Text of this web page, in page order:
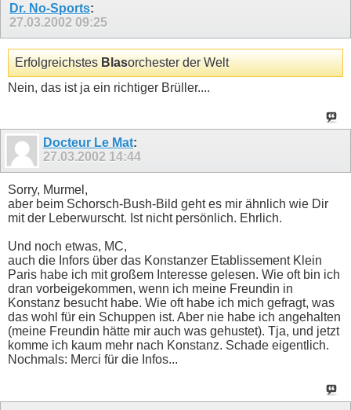
Dr. No-Sports:
27.03.2002 09:25
ErfolgreichstesBlasorchester der Welt
Nein, das ist ja ein richtiger Brüller....
Docteur Le Mat:
27.03.2002 14:44
Sorry, Murmel,
aber beim Schorsch-Bush-Bild geht es mir ähnlich wie Dir
mit der Leberwurscht. Ist nicht persönlich. Ehrlich.
Und noch etwas, MC,
auch die Infors über das Konstanzer Etablissement Klein
Paris habe ich mit großem Interesse gelesen. Wie oft bin ich
dran vorbeigekommen, wenn ich meine Freundin in
Konstanz besucht habe. Wie oft habe ich mich gefragt, was
das wohl für ein Schuppen ist. Aber nie habe ich angehalten
(meine Freundin hätte mir auch was gehustet). Tja, und jetzt
komme ich kaum mehr nach Konstanz. Schade eigentlich.
Nochmals: Merci für die Infos...